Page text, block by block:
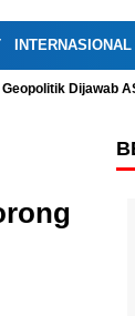
INTERNASIONAL
Geopolitik Dijawab